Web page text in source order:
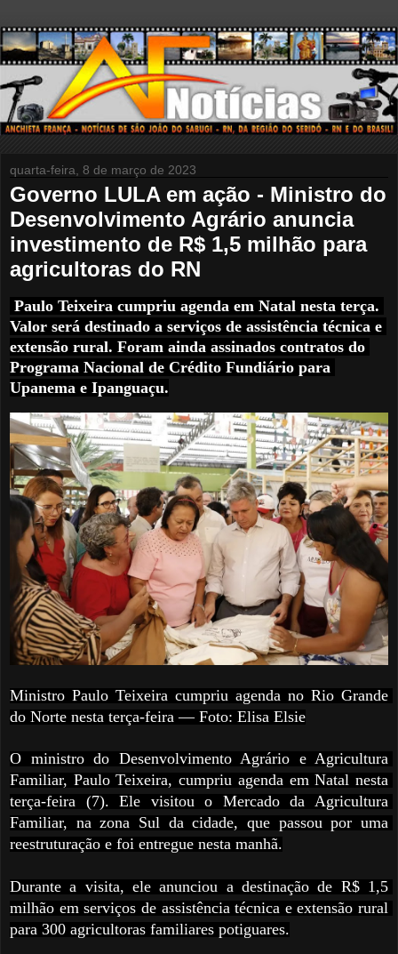
quarta-feira, 8 de março de 2023
Governo LULA em ação - Ministro do
Desenvolvimento Agrário anuncia
investimento de R$ 1,5 milhão para
agricultoras do RN
Paulo Teixeira cumpriu agenda em Natal nesta terça.
Valor será destinado a serviços de assistência técnica e
extensão rural. Foram ainda assinados contratos do
Programa Nacional de Crédito Fundiário para
Upanema e Ipanguaçu.
Ministro Paulo Teixeira cumpriu agenda no Rio Grande
do Norte nesta terça-feira — Foto: Elisa Elsie
O ministro do Desenvolvimento Agrário e Agricultura
Familiar, Paulo Teixeira, cumpriu agenda em Natal nesta
terça-feira (7). Ele visitou o Mercado da Agricultura
Familiar, na zona Sul da cidade, que passou por uma
reestruturação e foi entregue nesta manhã.
Durante a visita, ele anunciou a destinação de R$ 1,5
milhão em serviços de assistência técnica e extensão rural
para 300 agricultoras familiares potiguares.